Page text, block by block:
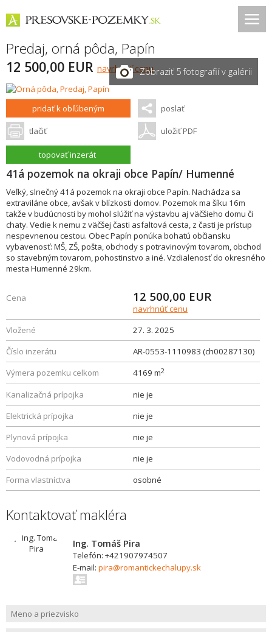
Predaj, orná pôda, Papín
12 500,00 EUR navrhnúť cenuZobraziť 5 fotografií v galérii
pridať k obľúbeným poslať
tlačiť uložiť PDF
topovať inzerát
41á pozemok na okraji obce Papín/ Humenné
Veľký, slnečný 41á pozemok na okraji obce Papín. Nachádza sa
extraviláne obce, avšak v blízkosti domov. Pozemok ma šíku 16m
takže v budúcnosti by mohol slúžiť na výstavbu aj väčšieho domu či
chaty. Vedie k nemu z väčšej časti asfaltová cesta, z časti je prístup
nespevnenou cestou. Obec Papín ponúka bohatú občiansku
vybavenosť: MŠ, ZŠ, pošta, obchody s potravinovým tovarom, obchod
so stavebným tovarom, pohostinstvo a iné. Vzdialenosť do okresného
mesta Humenné 29km.
Cena 12 500,00 EUR
navrhnúť cenu
Vložené
27. 3. 2025
Číslo inzerátu
AR-0553-1110983 (ch00287130)
Výmera pozemku celkom
4169 m2
Kanalizačná prípojka
nie je
Elektrická prípojka
nie je
Plynová prípojka
nie je
Vodovodná prípojka
nie je
Forma vlastníctva
osobné
Kontaktovať makléra
Ing. Tomáš Pira
Telefón: +421907974507
E-mail: pira@romantickechalupy.sk